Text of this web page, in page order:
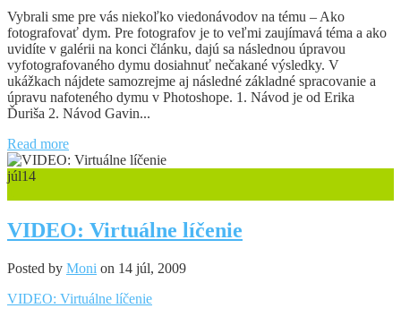
Vybrali sme pre vás niekoľko viedonávodov na tému – Ako
fotografovať dym. Pre fotografov je to veľmi zaujímavá téma a ako
uvidíte v galérii na konci článku, dajú sa následnou úpravou
vyfotografovaného dymu dosiahnuť nečakané výsledky. V
ukážkach nájdete samozrejme aj následné základné spracovanie a
úpravu nafoteného dymu v Photoshope. 1. Návod je od Erika
Ďuriša 2. Návod Gavin...
Read more
júl14
VIDEO: Virtuálne líčenie
Posted by Moni on 14 júl, 2009
VIDEO: Virtuálne líčenie